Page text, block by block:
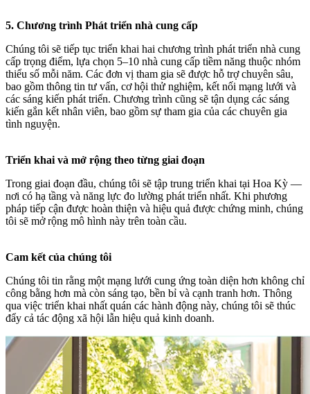
5. Chương trình Phát triển nhà cung cấp
Chúng tôi sẽ tiếp tục triển khai hai chương trình phát triển nhà cung
cấp trọng điểm, lựa chọn 5–10 nhà cung cấp tiềm năng thuộc nhóm
thiểu số mỗi năm. Các đơn vị tham gia sẽ được hỗ trợ chuyên sâu,
bao gồm thông tin tư vấn, cơ hội thử nghiệm, kết nối mạng lưới và
các sáng kiến phát triển. Chương trình cũng sẽ tận dụng các sáng
kiến gắn kết nhân viên, bao gồm sự tham gia của các chuyên gia
tình nguyện.
Triển khai và mở rộng theo từng giai đoạn
Trong giai đoạn đầu, chúng tôi sẽ tập trung triển khai tại Hoa Kỳ —
nơi có hạ tầng và năng lực đo lường phát triển nhất. Khi phương
pháp tiếp cận được hoàn thiện và hiệu quả được chứng minh, chúng
tôi sẽ mở rộng mô hình này trên toàn cầu.
Cam kết của chúng tôi
Chúng tôi tin rằng một mạng lưới cung ứng toàn diện hơn không chỉ
công bằng hơn mà còn sáng tạo, bền bỉ và cạnh tranh hơn. Thông
qua việc triển khai nhất quán các hành động này, chúng tôi sẽ thúc
đẩy cả tác động xã hội lẫn hiệu quả kinh doanh.